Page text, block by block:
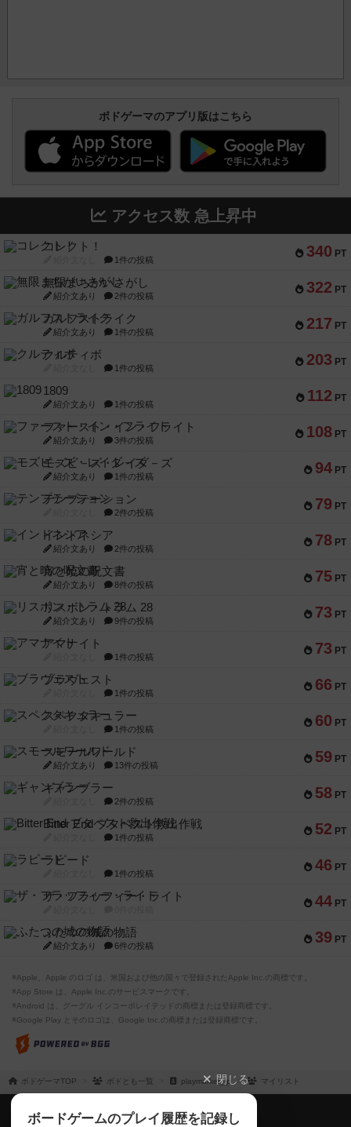
ボドゲーマのアプリ版はこちら
アクセス数 急上昇中
340 PT
コレクト！
1件の投稿
322 PT
無限まちがいさがし
紹介文あり 2件の投稿
217 PT
ガルフストライク
紹介文あり 1件の投稿
203 PT
クルティボ
1件の投稿
112 PT
1809
紹介文あり 1件の投稿
108 PT
ファースト・イン・フライト
紹介文あり 3件の投稿
94 PT
モズビ－ズ・レイダ－ズ
紹介文あり 1件の投稿
79 PT
テンプテーション
2件の投稿
78 PT
インドネシア
紹介文あり 2件の投稿
75 PT
宵と暁の呪文書
紹介文あり 8件の投稿
73 PT
リスボン・トラム 28
紹介文あり 9件の投稿
73 PT
アマナイト
1件の投稿
66 PT
ブラヴェスト
1件の投稿
60 PT
スペクタキュラー
1件の投稿
59 PT
スモールワールド
紹介文あり 13件の投稿
58 PT
ギャンブラー
2件の投稿
52 PT
Bitter End ブタペスト救出作戦
1件の投稿
46 PT
ラピード
1件の投稿
44 PT
ザ・フラッフィー・ライト
39 PT
ふたつの城の物語
紹介文あり 6件の投稿
※Apple、Apple のロゴ は、米国および他の国々で登録されたApple Inc.の商標です。
※App Store は、Apple Inc.のサービスマークです。
※Android は、グーグル インコーポレイテッドの商標または登録商標です。
※Google Play とそのロゴは、Google Inc.の商標または登録商標です。
ボドゲーマTOP ボドとも一覧 playmarket_jp マイリスト
閉じる
ボードゲームのプレイ履歴を記録し
ボドゲーマTOP